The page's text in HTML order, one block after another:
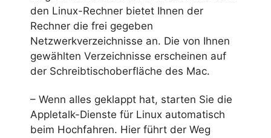
den Linux-Rechner bietet Ihnen der
Rechner die frei gegeben
Netzwerkverzeichnisse an. Die von Ihnen
gewählten Verzeichnisse erscheinen auf
der Schreibtischoberfläche des Mac.
– Wenn alles geklappt hat, starten Sie die
Appletalk-Dienste für Linux automatisch
beim Hochfahren. Hier führt der Weg